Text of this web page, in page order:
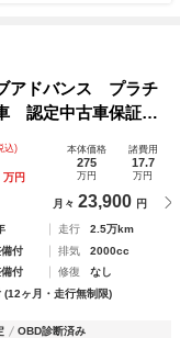
アドバンス プラチ
認定中古車保証１
ベルアシスト サ
ップディスプレイ
ター ＥＴＣ
込)
万円
本体価格
275
万円
諸費用
17.7
万円
月々 23,900 円
走行
2.5万km
付 排気
2000cc
付 修復
なし
(12ヶ月・走行無制限)
OBD診断済み